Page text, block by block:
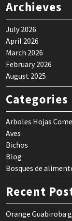
Archieves
July 2026
April 2026
March 2026
February 2026
August 2025
Categories
Arboles Hojas
Aves
Bichos
Blog
Bosques de
Recent
Orange Guabiroba